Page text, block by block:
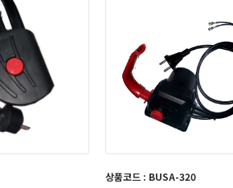
상품코드 : BUSA-320